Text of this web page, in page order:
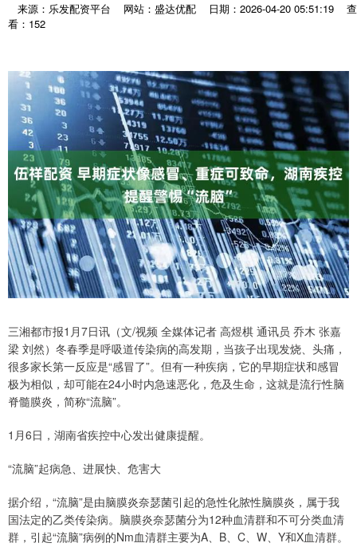
来源：乐发配资平台 网站：盛达优配 日期：2026-04-20 05:51:19
查
看：152
三湘都市报1月7日讯（文/视频 全媒体记者 高煜棋 通讯员 乔木 张嘉
梁 刘然）冬春季是呼吸道传染病的高发期，当孩子出现发烧、头痛，
很多家长第一反应是“感冒了”。但有一种疾病，它的早期症状和感冒
极为相似，却可能在24小时内急速恶化，危及生命，这就是流行性脑
脊髓膜炎，简称“流脑”。
1月6日，湖南省疾控中心发出健康提醒。
“流脑”起病急、进展快、危害大
据介绍，“流脑”是由脑膜炎奈瑟菌引起的急性化脓性脑膜炎，属于我
国法定的乙类传染病。脑膜炎奈瑟菌分为12种血清群和不可分类血清
群，引起“流脑”病例的Nm血清群主要为A、B、C、W、Y和X血清群。